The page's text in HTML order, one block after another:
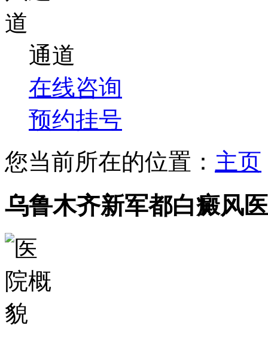
通道
在线咨询
预约挂号
您当前所在的位置： 主页
乌鲁木齐新军都白癜风